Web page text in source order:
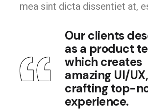
mea sint dicta dissentiet at,
Our clients
as a product
which creates
amazing UI/
crafting top-
experience.